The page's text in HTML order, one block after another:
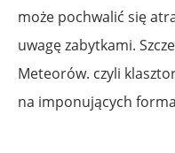
może pochwalić się
uwagę zabytkami.
Meteorów. czyli
na imponujących